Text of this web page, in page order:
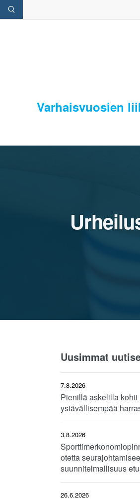
Varhaisvuosien
Uusimmat
7.8.2026
Pienillä askelilla kohti
ystävällisempää
3.8.2026
otetta
suunnitelmallisuus
26.6.2026